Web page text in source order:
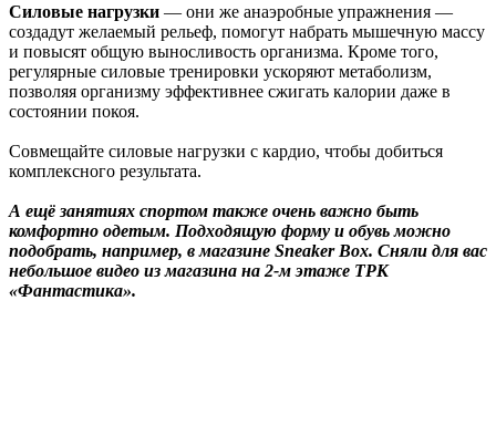
Силовые нагрузки — они же анаэробные упражнения —
создадут желаемый рельеф, помогут набрать мышечную массу
и повысят общую выносливость организма. Кроме того,
регулярные силовые тренировки ускоряют метаболизм,
позволяя организму эффективнее сжигать калории даже в
состоянии покоя.
Совмещайте силовые нагрузки с кардио, чтобы добиться
комплексного результата.
А ещё занятиях спортом также очень важно быть
комфортно одетым. Подходящую форму и обувь можно
подобрать, например, в магазине Sneaker Box. Cняли для вас
небольшое видео из магазина на 2-м этаже ТРК
«Фантастика».